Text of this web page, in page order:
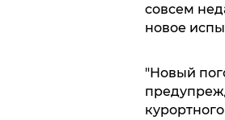
совсем
новое
"Новый